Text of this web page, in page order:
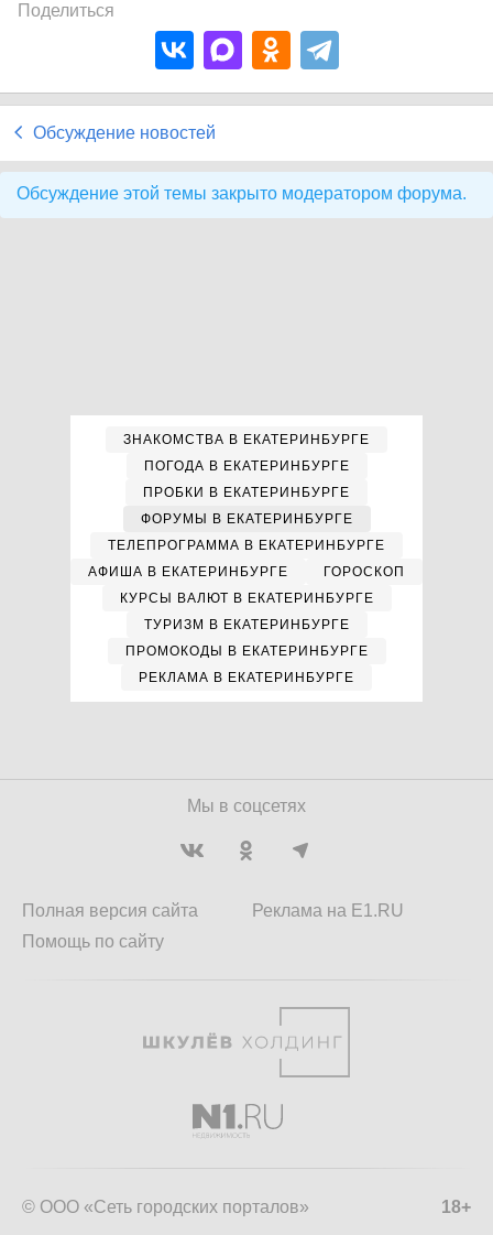
Поделиться
Обсуждение новостей
Обсуждение этой темы закрыто модератором форума.
ЗНАКОМСТВА В ЕКАТЕРИНБУРГЕ
ПОГОДА В ЕКАТЕРИНБУРГЕ
ПРОБКИ В ЕКАТЕРИНБУРГЕ
ФОРУМЫ В ЕКАТЕРИНБУРГЕ
ТЕЛЕПРОГРАММА В ЕКАТЕРИНБУРГЕ
АФИША В ЕКАТЕРИНБУРГЕ
ГОРОСКОП
КУРСЫ ВАЛЮТ В ЕКАТЕРИНБУРГЕ
ТУРИЗМ В ЕКАТЕРИНБУРГЕ
ПРОМОКОДЫ В ЕКАТЕРИНБУРГЕ
РЕКЛАМА В ЕКАТЕРИНБУРГЕ
Мы в соцсетях
Полная версия сайта
Помощь по сайту
Реклама на E1.RU
18+
© ООО «Сеть городских порталов»